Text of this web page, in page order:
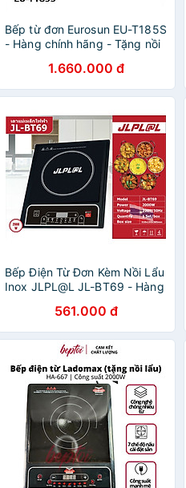
Bếp từ đơn Eurosun EU-T185S
- Hàng chính hãng - Tặng nồi
1.660.000 đ
Bếp Điện Từ Đơn Kèm Nồi Lẩu
Inox JLPL@L JL-BT69 - Hàng
561.000 đ